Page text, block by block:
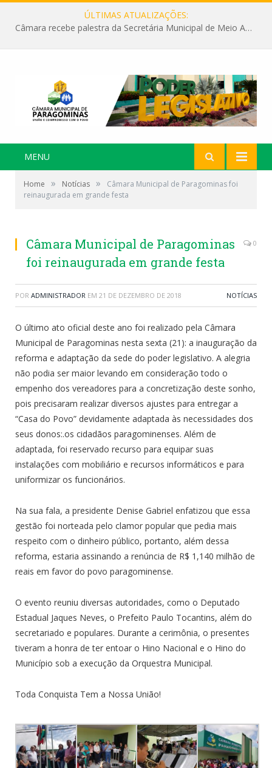
ÚLTIMAS ATUALIZAÇÕES:
Câmara recebe palestra da Secretária Municipal de Meio Ambiente sobre as ações da “SEMANA DO MEIO AMBIENTE”
MENU
Home » Notícias »
Câmara Municipal de Paragominas foi
reinaugurada em grande festa
Câmara Municipal de Paragominas
foi reinaugurada em grande festa
0
POR ADMINISTRADOR EM 21 DE DEZEMBRO DE 2018 NOTÍCIAS
O último ato oficial deste ano foi realizado pela Câmara
Municipal de Paragominas nesta sexta (21): a inauguração da
reforma e adaptação da sede do poder legislativo. A alegria
não podia ser maior levando em consideração todo o
empenho dos vereadores para a concretização deste sonho,
pois precisaram realizar diversos ajustes para entregar a
“Casa do Povo” devidamente adaptada às necessidades dos
seus donos:.os cidadãos paragominenses. Além de
adaptada, foi reservado recurso para equipar suas
instalações com mobiliário e recursos informáticos e para
uniformizar os funcionários.
Na sua fala, a presidente Denise Gabriel enfatizou que essa
gestão foi norteada pelo clamor popular que pedia mais
respeito com o dinheiro público, portanto, além dessa
reforma, estaria assinando a renúncia de R$ 1,140 milhão de
reais em favor do povo paragominense.
O evento reuniu diversas autoridades, como o Deputado
Estadual Jaques Neves, o Prefeito Paulo Tocantins, além do
secretariado e populares. Durante a cerimônia, o presentes
tiveram a honra de ter entoar o Hino Nacional e o Hino do
Município sob a execução da Orquestra Municipal.
Toda Conquista Tem a Nossa União!